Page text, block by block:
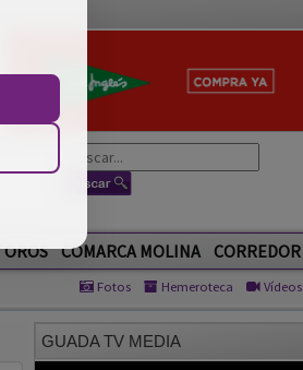
COMARCA MOLINA CORREDOR
Fotos Hemeroteca Vídeos
GUADA TV MEDIA